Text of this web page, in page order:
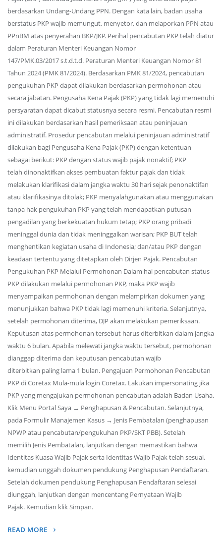
berdasarkan Undang-Undang PPN. Dengan kata lain, badan usaha
berstatus PKP wajib memungut, menyetor, dan melaporkan PPN atau
PPnBM atas penyerahan BKP/JKP. Perihal pencabutan PKP telah diatur
dalam Peraturan Menteri Keuangan Nomor
147/PMK.03/2017 s.t.d.t.d. Peraturan Menteri Keuangan Nomor 81
Tahun 2024 (PMK 81/2024). Berdasarkan PMK 81/2024, pencabutan
pengukuhan PKP dapat dilakukan berdasarkan permohonan atau
secara jabatan. Pengusaha Kena Pajak (PKP) yang tidak lagi memenuhi
persyaratan dapat dicabut statusnya secara resmi. Pencabutan resmi
ini dilakukan berdasarkan hasil pemeriksaan atau peninjauan
administratif. Prosedur pencabutan melalui peninjauan administratif
dilakukan bagi Pengusaha Kena Pajak (PKP) dengan ketentuan
sebagai berikut: PKP dengan status wajib pajak nonaktif; PKP
telah dinonaktifkan akses pembuatan faktur pajak dan tidak
melakukan klarifikasi dalam jangka waktu 30 hari sejak penonaktifan
atau klarifikasinya ditolak; PKP menyalahgunakan atau menggunakan
tanpa hak pengukuhan PKP yang telah mendapatkan putusan
pengadilan yang berkekuatan hukum tetap; PKP orang pribadi
meninggal dunia dan tidak meninggalkan warisan; PKP BUT telah
menghentikan kegiatan usaha di Indonesia; dan/atau PKP dengan
keadaan tertentu yang ditetapkan oleh Dirjen Pajak. Pencabutan
Pengukuhan PKP Melalui Permohonan Dalam hal pencabutan status
PKP dilakukan melalui permohonan PKP, maka PKP wajib
menyampaikan permohonan dengan melampirkan dokumen yang
menunjukkan bahwa PKP tidak lagi memenuhi kriteria. Selanjutnya,
setelah permohonan diterima, DJP akan melakukan pemeriksaan.
Keputusan atas permohonan tersebut harus diterbitkan dalam jangka
waktu 6 bulan. Apabila melewati jangka waktu tersebut, permohonan
dianggap diterima dan keputusan pencabutan wajib
diterbitkan paling lama 1 bulan. Pengajuan Permohonan Pencabutan
PKP di Coretax Mula-mula login Coretax. Lakukan impersonating jika
PKP yang mengajukan permohonan pencabutan adalah Badan Usaha.
Klik Menu Portal Saya → Penghapusan & Pencabutan. Selanjutnya,
pada Formulir Manajemen Kasus → Jenis Pembatalan (penghapusan
NPWP atau pencabutan/pengukuhan PKP/SKT PBB). Setelah
memilih Jenis Pembatalan, lanjutkan dengan memastikan bahwa
Identitas Kuasa Wajib Pajak serta Identitas Wajib Pajak telah sesuai,
kemudian unggah dokumen pendukung Penghapusan Pendaftaran.
Setelah dokumen pendukung Penghapusan Pendaftaran selesai
diunggah, lanjutkan dengan mencentang Pernyataan Wajib
Pajak. Kemudian klik Simpan.
READ MORE